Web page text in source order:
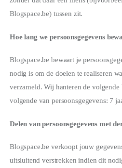
Blogspace.be) tussen zit.
Hoe lang we persoonsgegevens
Blogspace.be bewaart je
nodig is om de doelen te realiseren
verzameld. Wij hanteren de
volgende van persoonsgegevens: 7
Delen van persoonsgegevens met
Blogspace.be verkoopt jouw
uitsluitend verstrekken indien dit